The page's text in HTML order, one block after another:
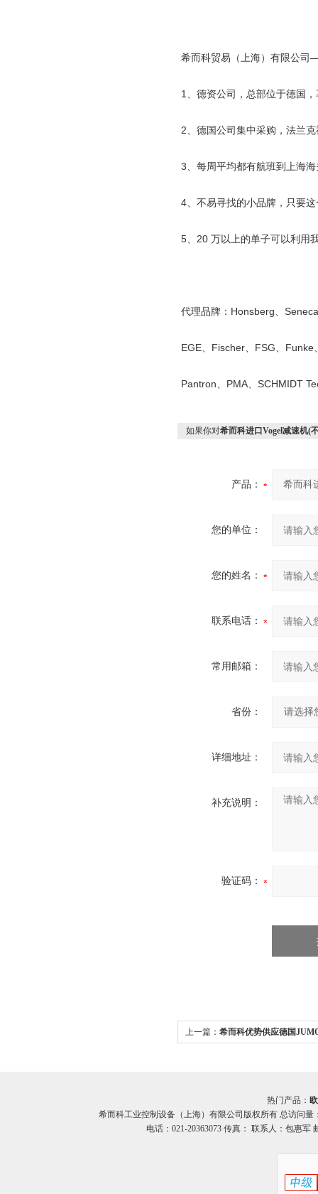
希而科贸易（上海）有限公司
1 、德资公司，总部位于德国
2 、德国公司集中采购，法兰
3 、每周平均都有航班到上海
4 、不易寻找的小品牌，只要
5 20 万以上的单子可以利用
代理品牌： Honsberg Seneca
EGE Fischer FSG Funke
Pantron PMA SCHMIDT
如果你对希而科进口Vogel减速机(
产品：
您的单位：
您的姓名：
联系电话：
常用邮箱：
省份：
详细地址：
补充说明：
验证码：
上一篇： 希而科优势供应德国
热门产品：
希而科工业控制设备（上海）有限公司版权所有 总访问量
电话：021-20363073 传真： 联系人：包惠军